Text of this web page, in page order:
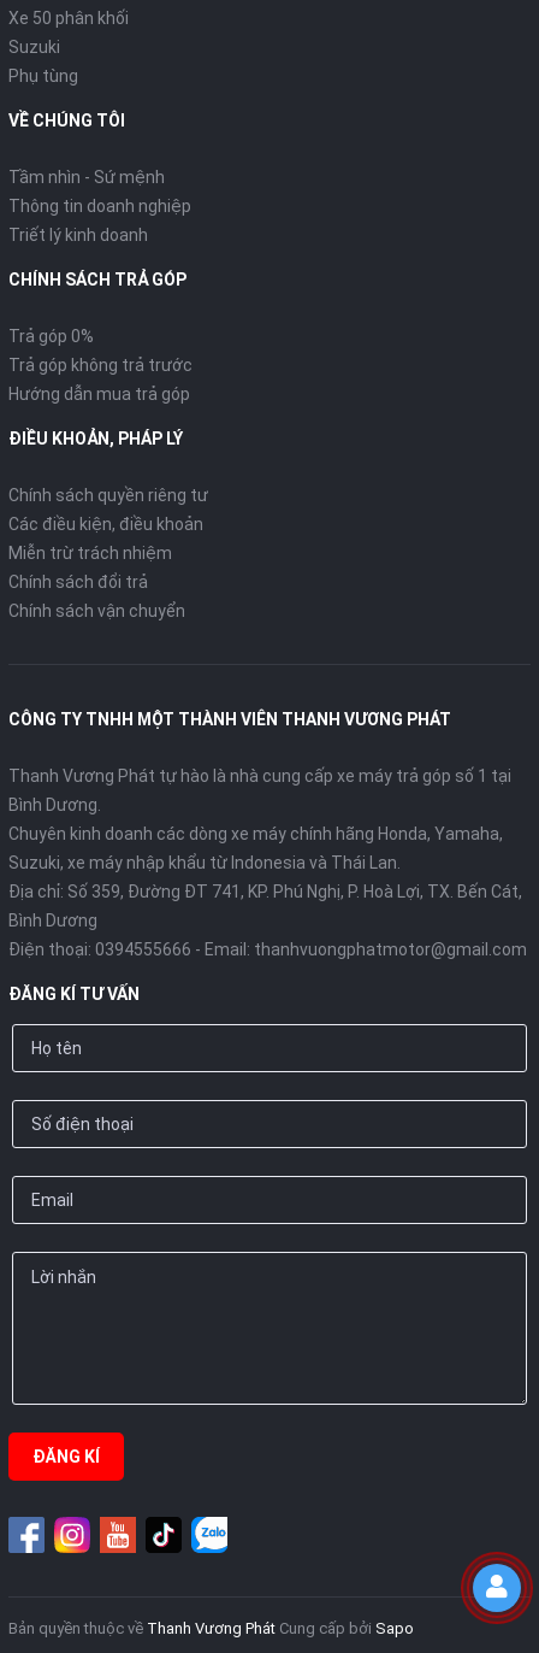
Xe 50 phân khối
Suzuki
Phụ tùng
VỀ CHÚNG TÔI
Tầm nhìn - Sứ mệnh
Thông tin doanh nghiệp
Triết lý kinh doanh
CHÍNH SÁCH TRẢ GÓP
Trả góp 0%
Trả góp không trả trước
Hướng dẫn mua trả góp
ĐIỀU KHOẢN, PHÁP LÝ
Chính sách quyền riêng tư
Các điều kiện, điều khoản
Miễn trừ trách nhiệm
Chính sách đổi trả
Chính sách vận chuyển
CÔNG TY TNHH MỘT THÀNH VIÊN THANH VƯƠNG PHÁT
Thanh Vương Phát tự hào là nhà cung cấp xe máy trả góp số 1 tại
Bình Dương.
Chuyên kinh doanh các dòng xe máy chính hãng Honda, Yamaha,
Suzuki, xe máy nhập khẩu từ Indonesia và Thái Lan.
Địa chỉ: Số 359, Đường ĐT 741, KP. Phú Nghị, P. Hoà Lợi, TX. Bến Cát,
Bình Dương
Điện thoại: 0394555666 - Email: thanhvuongphatmotor@gmail.com
ĐĂNG KÍ TƯ VẤN
ĐĂNG KÍ
Bản quyền thuộc về Thanh Vương Phát Cung cấp bởi Sapo